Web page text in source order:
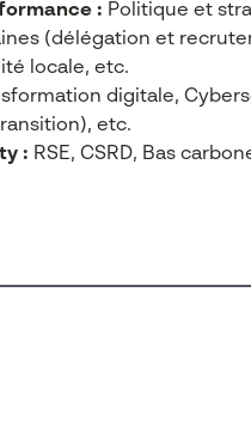
: Politique et
(délégation et
locale, etc.
digitale,
etc.
: RSE, CSRD, Bas